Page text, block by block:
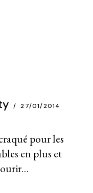
27/01/2014
pour les
en plus et